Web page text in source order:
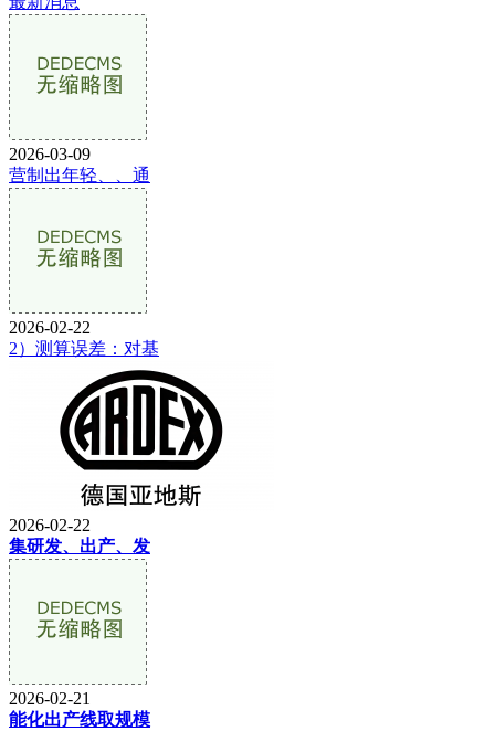
2026-03-09
营制出年轻、、通
2026-02-22
2）测算误差：对基
2026-02-22
集研发、出产、发
2026-02-21
能化出产线取规模